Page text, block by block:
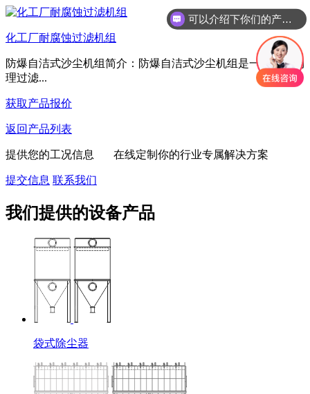
化工厂耐腐蚀过滤机组
防爆自洁式沙尘机组简介：防爆自洁式沙尘机组是一种集成物
理过滤...
获取产品报价
返回产品列表
提供您的工况信息 在线定制你的行业专属解决方案
提交信息 联系我们
我们提供的设备产品
袋式除尘器
可以介绍下你们的产品么